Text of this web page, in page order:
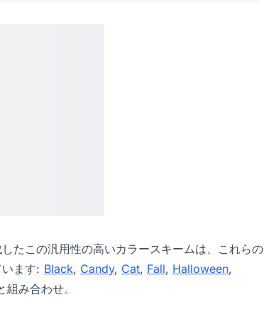
たこの汎用性の高いカラースキームは、これらの
ます: Black, Candy, Cat, Fall, Halloween,
み合わせ。